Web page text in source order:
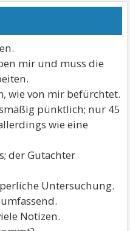
mir und muss die
wie von mir befürchtet.
pünktlich; nur 45
wie eine
der Gutachter
Untersuchung.
Notizen.